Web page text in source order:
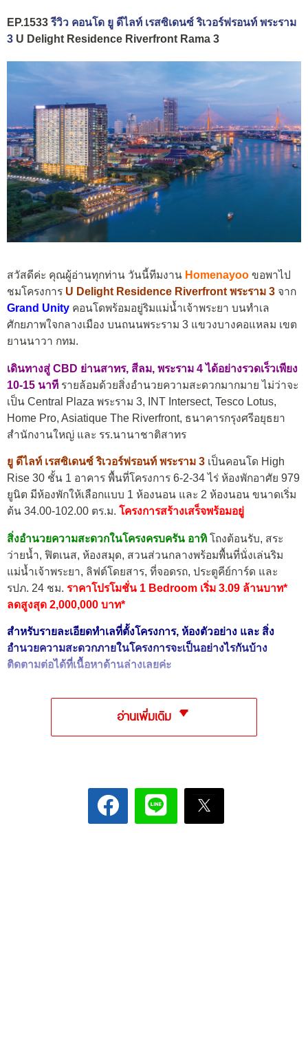
EP.1533รีวิว คอนโด ยู ดีไลท์ เรสซิเดนซ์ ริเวอร์ฟรอนท์ พระราม
3 U Delight Residence Riverfront Rama 3
สวัสดีค่ะ คุณผู้อ่านทุกท่าน วันนี้ทีมงาน Homenayoo ขอพาไป
ชมโครงการ U Delight Residence Riverfront พระราม 3 จาก
Grand Unity คอนโดพร้อมอยู่ริมแม่น้ำเจ้าพระยา บนทำเล
ศักยภาพใจกลางเมือง บนถนนพระราม 3 แขวงบางคอแหลม เขต
ยานนาวา กทม.
เดินทางสู่ CBD ย่านสาทร, สีลม, พระราม 4 ได้อย่างรวดเร็วเพียง
10-15 นาที รายล้อมด้วยสิ่งอำนวยความสะดวกมากมาย ไม่ว่าจะ
เป็น Central Plaza พระราม 3, INT Intersect, Tesco Lotus,
Home Pro, Asiatique The Riverfront, ธนาคารกรุงศรีอยุธยา
สำนักงานใหญ่ และ รร.นานาชาติสาทร
ยู ดีไลท์ เรสซิเดนซ์ ริเวอร์ฟรอนท์ พระราม 3 เป็นคอนโด High
Rise 30 ชั้น 1 อาคาร พื้นที่โครงการ 6-2-34 ไร่ ห้องพักอาศัย 979
ยูนิต มีห้องพักให้เลือกแบบ 1 ห้องนอน และ 2 ห้องนอน ขนาดเริ่ม
ต้น 34.00-102.00 ตร.ม. โครงการสร้างเสร็จพร้อมอยู่
สิ่งอำนวยความสะดวกในโครงครบครัน อาทิ โถงต้อนรับ, สระ
ว่ายน้ำ, ฟิตเนส, ห้องสมุด, สวนส่วนกลางพร้อมพื้นที่นั่งเล่นริม
แม่น้ำเจ้าพระยา, ลิฟต์โดยสาร, ที่จอดรถ, ประตูคีย์การ์ด และ
รปภ. 24 ชม. ราคาโปรโมชั่น 1 Bedroom เริ่ม 3.09 ล้านบาท*
ลดสูงสุด 2,000,000 บาท*
สำหรับรายละเอียดทำเลที่ตั้งโครงการ, ห้องตัวอย่าง และ สิ่ง
อำนวยความสะดวกภายในโครงการจะเป็นอย่างไรกันบ้าง
ติดตามต่อได้ที่เนื้อหาด้านล่างเลยค่ะ
อ่านเพิ่มเติม